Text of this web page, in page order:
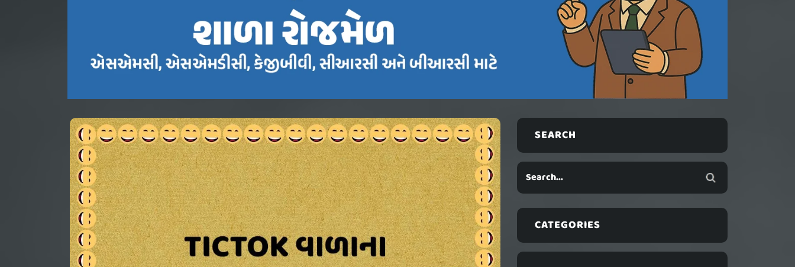
SEARCH
CATEGORIES